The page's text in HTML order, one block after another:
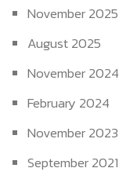
November 2025
August 2025
November 2024
February 2024
November 2023
September 2021